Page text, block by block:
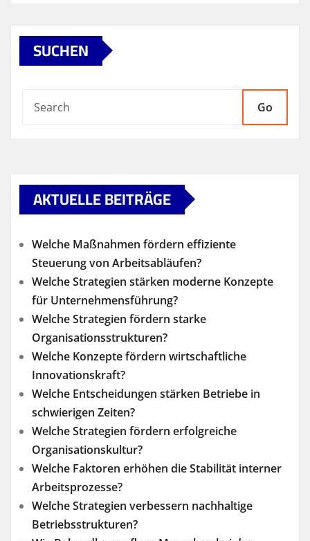
SUCHEN
Go
AKTUELLE BEITRÄGE
Welche Maßnahmen fördern effiziente
Steuerung von Arbeitsabläufen?
Welche Strategien stärken moderne Konzepte
für Unternehmensführung?
Welche Strategien fördern starke
Organisationsstrukturen?
Welche Konzepte fördern wirtschaftliche
Innovationskraft?
Welche Entscheidungen stärken Betriebe in
schwierigen Zeiten?
Welche Strategien fördern erfolgreiche
Organisationskultur?
Welche Faktoren erhöhen die Stabilität interner
Arbeitsprozesse?
Welche Strategien verbessern nachhaltige
Betriebsstrukturen?